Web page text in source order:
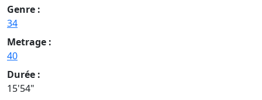
Genre :
34
Metrage :
40
Durée :
15'54"